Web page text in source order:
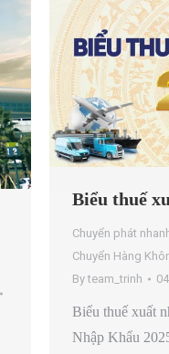
Biểu thuế
Chuyển phát
Chuyển Hàng
Byteam_trinh
Biểu thuế xuất
Nhập Khẩu